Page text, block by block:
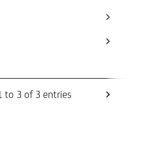
to 3 of 3 entries